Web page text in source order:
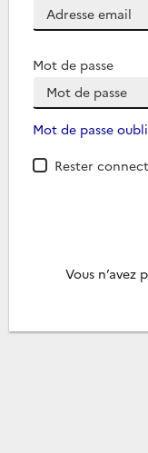
Mot de passe
Mot de passe
Rester
Vous n’avez